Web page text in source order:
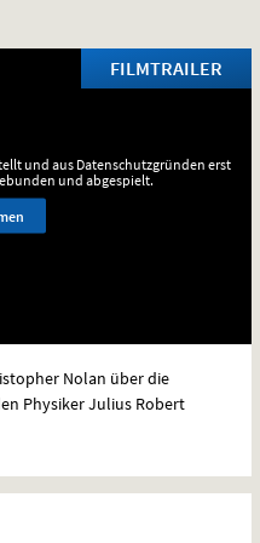
FILMTRAILER
und aus Datenschutzgründen erst
und abgespielt.
Nolan über die
Physiker Julius Robert